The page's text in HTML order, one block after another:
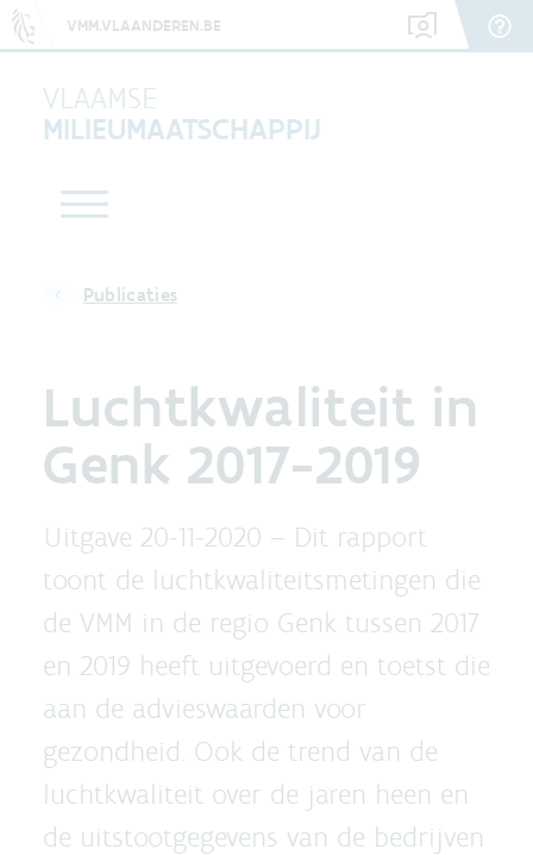
VMM.VLAANDEREN.BE
VLAAMSE
MILIEUMAATSCHAPPIJ
Publicaties
Luchtkwaliteit in
Genk 2017-2019
Uitgave 20-11-2020 – Dit rapport
toont de luchtkwaliteitsmetingen die
de VMM in de regio Genk tussen 2017
en 2019 heeft uitgevoerd en toetst die
aan de advieswaarden voor
gezondheid. Ook de trend van de
luchtkwaliteit over de jaren heen en
de uitstootgegevens van de bedrijven